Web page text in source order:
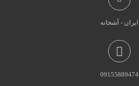
ایران - آشخانه
09155889474